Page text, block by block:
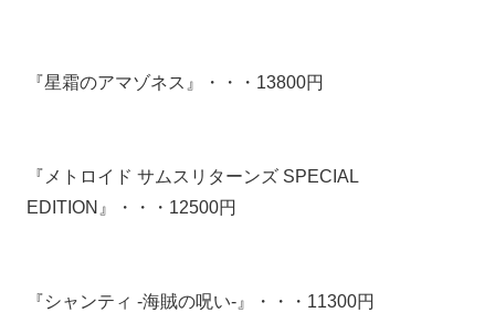
『星霜のアマゾネス』・・・13800円
『メトロイド サムスリターンズ SPECIAL
EDITION』・・・12500円
『シャンティ -海賊の呪い-』・・・11300円